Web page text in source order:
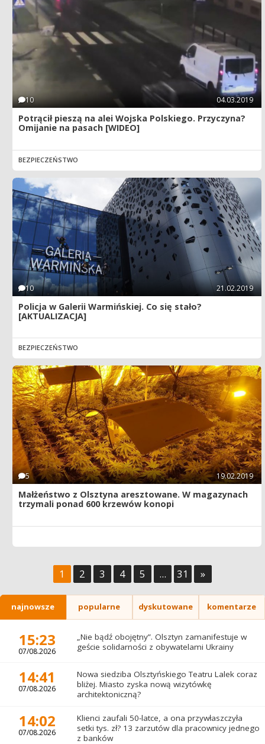
10 04.03.2019
Potrącił pieszą na alei Wojska Polskiego. Przyczyna?
Omijanie na pasach [WIDEO]
BEZPIECZEŃSTWO
10 21.02.2019
Policja w Galerii Warmińskiej. Co się stało?
[AKTUALIZACJA]
BEZPIECZEŃSTWO
5 19.02.2019
Małżeństwo z Olsztyna aresztowane. W magazynach
trzymali ponad 600 krzewów konopi
1 2 3 4 5 ... 31 »
najnowsze popularne dyskutowane komentarze
15:23
07/08.2026
„Nie bądź obojętny”. Olsztyn zamanifestuje w
geście solidarności z obywatelami Ukrainy
14:41
07/08.2026
Nowa siedziba Olsztyńskiego Teatru Lalek coraz
bliżej. Miasto zyska nową wizytówkę
architektoniczną?
14:02
07/08.2026
Klienci zaufali 50-latce, a ona przywłaszczyła
setki tys. zł? 13 zarzutów dla pracownicy jednego
z banków